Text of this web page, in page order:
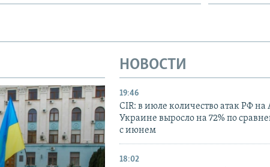
НОВОСТИ
19:46
CIR: в июле количество атак РФ на
Украине выросло на 72% по
с июнем
18:02